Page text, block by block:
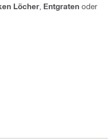
Löcher Entgraten oder